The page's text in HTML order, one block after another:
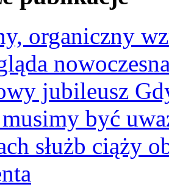
organiczny
jubileusz
być
służb ciąży